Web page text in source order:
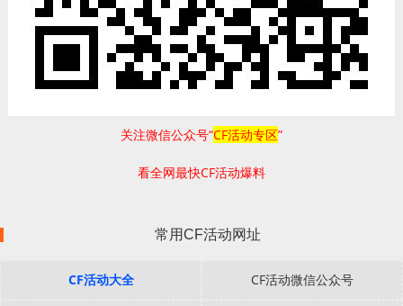
关注微信公众号“CF活动专区”
看全网最快CF活动爆料
常用CF活动网址
CF活动大全 CF活动微信公众号